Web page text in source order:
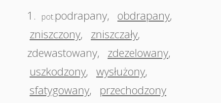
1.
pot.podrapany, obdrapany,
zniszczony, zniszczały,
zdewastowany, zdezelowany,
uszkodzony, wysłużony,
sfatygowany, przechodzony